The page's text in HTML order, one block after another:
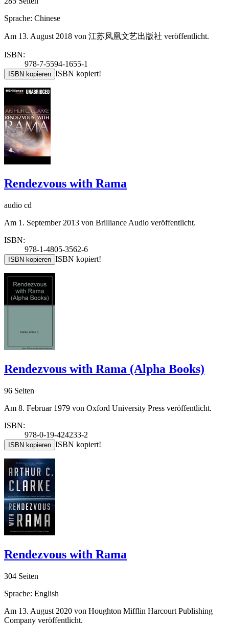
Sprache: Chinese
Am 13. August 2018 von 江苏凤凰文艺出版社 veröffentlicht.
ISBN:
978-7-5594-1655-1
ISBN kopieren ISBN kopiert!
Rendezvous with Rama
audio cd
Am 1. September 2013 von Brilliance Audio veröffentlicht.
ISBN:
978-1-4805-3562-6
ISBN kopieren ISBN kopiert!
Rendezvous with Rama (Alpha Books)
96 Seiten
Am 8. Februar 1979 von Oxford University Press veröffentlicht.
ISBN:
978-0-19-424233-2
ISBN kopieren ISBN kopiert!
Rendezvous with Rama
304 Seiten
Sprache: English
Am 13. August 2020 von Houghton Mifflin Harcourt Publishing
Company veröffentlicht.